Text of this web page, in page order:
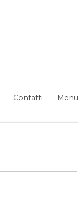
Contatti Menu